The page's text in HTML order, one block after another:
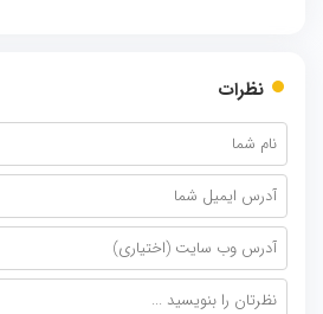
نظرات